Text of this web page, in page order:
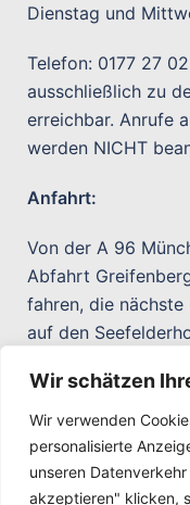
Wir schätzen
Wir verwenden
personalisierte
unseren
akzeptieren" klicken,
Dienstag und
Telefon: 0177 27
ausschließlich zu
erreichbar. Anrufe
werden NICHT
Anfahrt:
Von der A 96
Abfahrt
fahren, die
auf den
Von Dießen:
Durch den Ort
Seefelderhofberg
50 Metern auf der